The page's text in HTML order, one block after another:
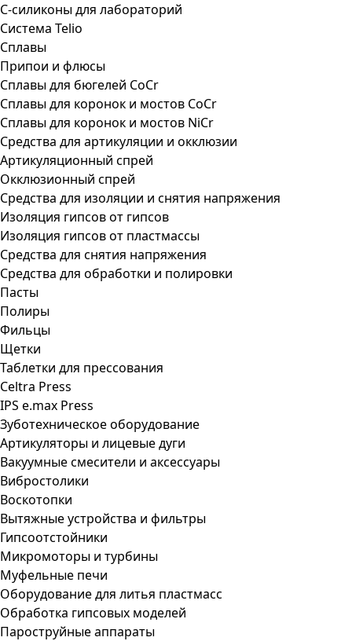
С-силиконы для лабораторий
Система Telio
Сплавы
Припои и флюсы
Сплавы для бюгелей CoCr
Сплавы для коронок и мостов CoCr
Сплавы для коронок и мостов NiCr
Средства для артикуляции и окклюзии
Артикуляционный спрей
Окклюзионный спрей
Средства для изоляции и снятия напряжения
Изоляция гипсов от гипсов
Изоляция гипсов от пластмассы
Средства для снятия напряжения
Средства для обработки и полировки
Пасты
Полиры
Фильцы
Щетки
Таблетки для прессования
Celtra Press
IPS e.max Press
Зуботехническое оборудование
Артикуляторы и лицевые дуги
Вакуумные смесители и аксессуары
Вибростолики
Воскотопки
Вытяжные устройства и фильтры
Гипсоотстойники
Микромоторы и турбины
Муфельные печи
Оборудование для литья пластмасс
Обработка гипсовых моделей
Пароструйные аппараты